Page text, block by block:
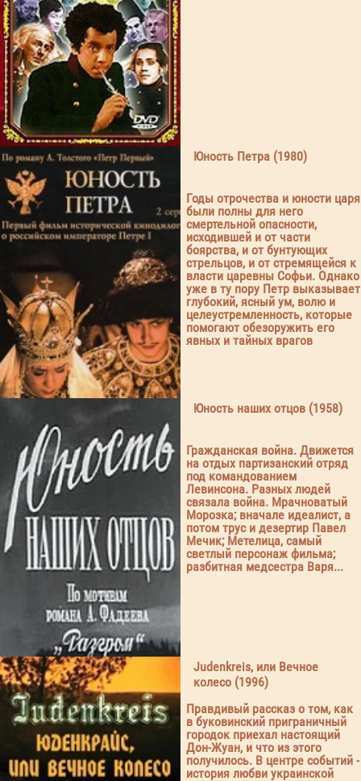
Юность Петра (1980)
Годы отрочества и юности царя
были полны для него
смертельной опасности,
исходившей и от части
боярства, и от бунтующих
стрельцов, и от стремящейся к
власти царевны Софьи. Однако
уже в ту пору Петр выказывает
глубокий, ясный ум, волю и
целеустремленность, которые
помогают обезоружить его
явных и тайных врагов
Юность наших отцов (1958)
Гражданская война. Движется
на отдых партизанский отряд
под командованием
Левинсона. Разных людей
связала война. Мрачноватый
Морозка; вначале идеалист, а
потом трус и дезертир Павел
Мечик; Метелица, самый
светлый персонаж фильма;
разбитная медсестра Варя...
Judenkreis, или Вечное
колесо (1996)
Правдивый рассказ о том, как
в буковинский приграничный
городок приехал настоящий
Дон-Жуан, и что из этого
получилось. В центре событий -
история любви украинской